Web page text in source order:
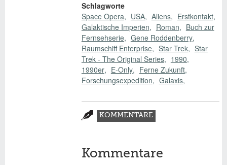
Schlagworte
Space Opera
USA Aliens
Erstkontakt
Galaktische Imperien
Roman
Buch zur
Fernsehserie
Gene Roddenberry
Raumschiff Enterprise
Star Trek
Star
Trek - The Original Series
1990
1990er
E-Only
Ferne Zukunft
Forschungsexpedition
Galaxis
Zusatzmaterial
KOMMENTARE
Kommentare